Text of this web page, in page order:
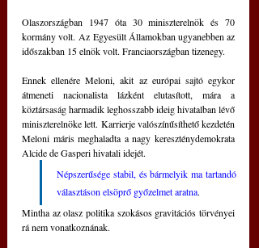
Olaszországban 1947 óta 30 miniszterelnök és 70
kormány volt. Az Egyesült Államokban ugyanebben az
időszakban 15 elnök volt. Franciaországban tizenegy.
Ennek ellenére Meloni, akit az európai sajtó egykor
átmeneti nacionalista lázként elutasított, mára a
köztársaság harmadik leghosszabb ideig hivatalban lévő
miniszterelnöke lett. Karrierje valószínűsíthető kezdetén
Meloni máris meghaladta a nagy kereszténydemokrata
Alcide de Gasperi hivatali idejét.
Népszerűsége stabil, és bármelyik ma tartandó
választáson elsöprő győzelmet aratna.
Mintha az olasz politika szokásos gravitációs törvényei
rá nem vonatkoznának.